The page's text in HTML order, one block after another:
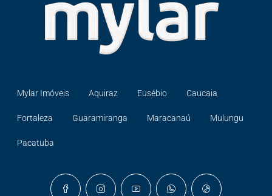
Mylar Imóveis Aquiraz Eusébio Caucaia
Fortaleza Guaramiranga Maracanaú Mulungu
Pacatuba